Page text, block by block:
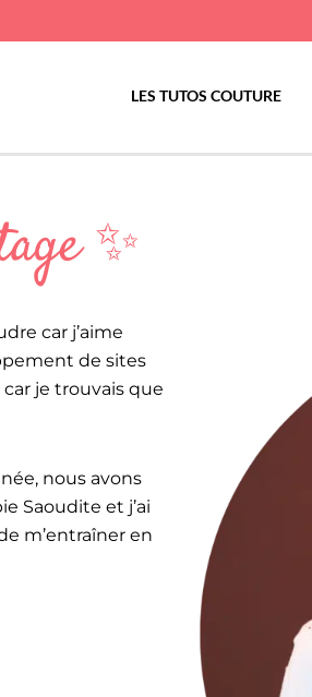
LES TUTOS COUTURE
✨
car j’aime
de sites
je trouvais que
nous avons
Saoudite et j’ai
m’entraîner en